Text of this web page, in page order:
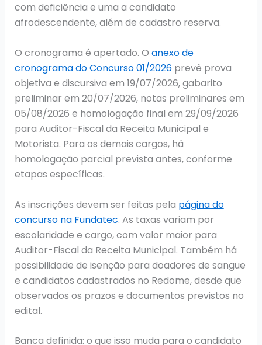
com deficiência e uma a candidato
afrodescendente, além de cadastro reserva.
O cronograma é apertado. O anexo de
cronograma do Concurso 01/2026prevê prova
objetiva e discursiva em 19/07/2026, gabarito
preliminar em 20/07/2026, notas preliminares em
05/08/2026 e homologação final em 29/09/2026
para Auditor-Fiscal da Receita Municipal e
Motorista. Para os demais cargos, há
homologação parcial prevista antes, conforme
etapas específicas.
As inscrições devem ser feitas pela página do
concurso na Fundatec. As taxas variam por
escolaridade e cargo, com valor maior para
Auditor-Fiscal da Receita Municipal. Também há
possibilidade de isenção para doadores de sangue
e candidatos cadastrados no Redome, desde que
observados os prazos e documentos previstos no
edital.
Banca definida: o que isso muda para o candidato